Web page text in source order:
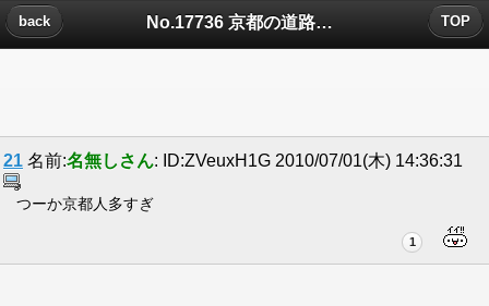
No.17736 京都の道路は碁盤目状についたコメント
back TOP
21 名前:名無しさん: ID:ZVeuxH1G 2010/07/01(木) 14:36:31
つーか京都人多すぎ
1